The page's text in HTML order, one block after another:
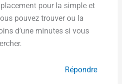
pour la simple et
pouvez trouver ou la
d’une minutes si vous
Répondre